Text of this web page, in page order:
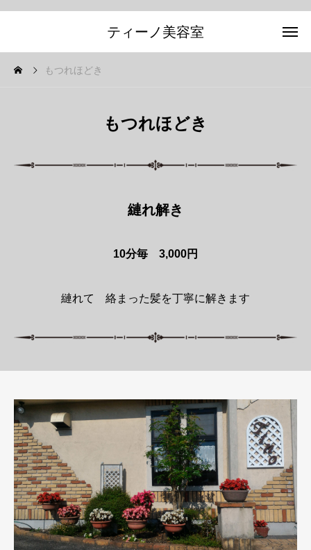
ティーノ美容室
もつれほどき
もつれほどき
縺れ解き
10分毎 3,000円
縺れて 絡まった髪を丁寧に解きます